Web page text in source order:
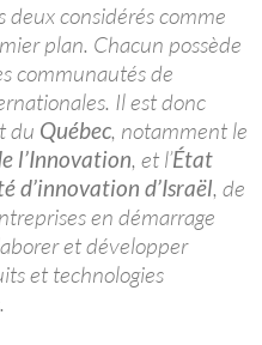
deux considérés comme
plan. Chacun possède
communautés de
Il est donc
du Québec, notamment le
l’Innovation, et l’État
d’innovation d’Israël, de
en démarrage
et développer
et technologies